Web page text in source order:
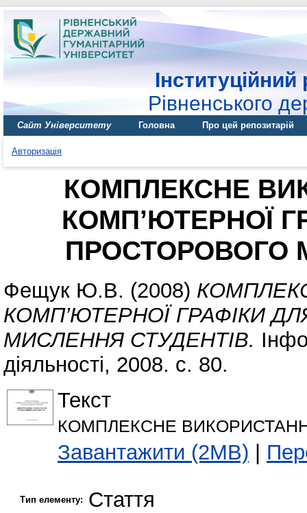
Інституційний
Рівненського
Сайт Університету Головна Про цей репозитарій
Авторизація
КОМПЛЕКСНЕ
КОМП’ЮТЕРНОЇ
ПРОСТОРОВОГО
Фещук Ю.В. (2008)
КОМП’ЮТЕРНОЇ ГРАФІКИ
МИСЛЕННЯ СТУДЕНТІВ.
діяльності, 2008. с. 80.
Текст
КОМПЛЕКСНЕ
Завантажити (2MB) |
Тип елементу: Стаття